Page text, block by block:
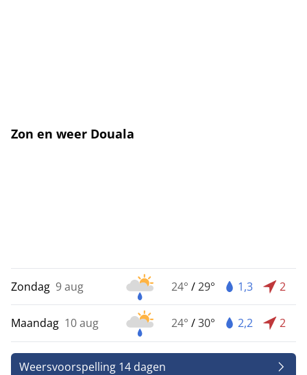
Zon en weer Douala
Zondag 9 aug 24° /29° 1,3 2
Maandag 10 aug 24° /30° 2,2 2
Weersvoorspelling 14 dagen